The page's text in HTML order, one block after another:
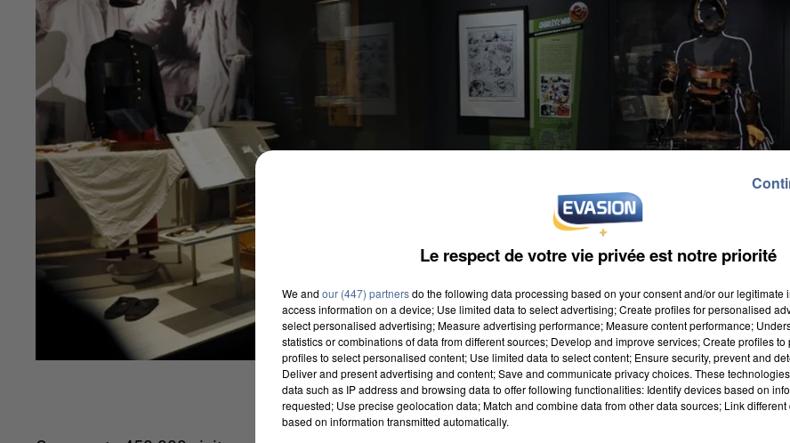
Le respect de votre vie privée est notre priorité
We and our (447) partnersdo the following data processing based on your consent and/or our legitimate
access information on a device; Use limited data to select advertising; Create profiles for personalised
select personalised advertising; Measure advertising performance; Measure content performance;
statistics or combinations of data from different sources; Develop and improve services; Create profiles
profiles to select personalised content; Use limited data to select content; Ensure security, prevent and
Deliver and present advertising and content; Save and communicate privacy choices. These
data such as IP address and browsing data to offer following functionalities: Identify devices based on
requested; Use precise geolocation data; Match and combine data from other data sources; Link
based on information transmitted automatically.